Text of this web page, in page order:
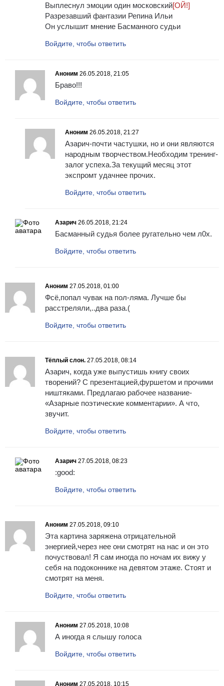
Выплеснул эмоции один московский[ОЙ!]
Разрезавший фантазии Репина Ильи
Он услышит мнение Басманного судьи
Войдите, чтобы ответить
Аноним 26.05.2018, 21:05
Браво!!!
Войдите, чтобы ответить
Аноним 26.05.2018, 21:27
Азарич-почти частушки, но и они являются
народным творчеством.Необходим тренинг-
залог успеха.За текущий месяц этот
экспромт удачнее прочих.
Войдите, чтобы ответить
Азарич 26.05.2018, 21:24
Басманный судья более ругательно чем л0х.
Войдите, чтобы ответить
Аноним 27.05.2018, 01:00
Фсё,попал чувак на пол-ляма. Лучше бы
расстреляли,..два раза.(
Войдите, чтобы ответить
Тёплый слон. 27.05.2018, 08:14
Азарич, когда уже выпустишь книгу своих
творений? С презентацией,фуршетом и прочими
ништяками. Предлагаю рабочее название-
«Азарные поэтические комментарии». А что,
звучит.
Войдите, чтобы ответить
Азарич 27.05.2018, 08:23
:good:
Войдите, чтобы ответить
Аноним 27.05.2018, 09:10
Эта картина заряжена отрицательной
энергией,через нее они смотрят на нас и он это
почуствовал! Я сам иногда по ночам их вижу у
себя на подоконнике на девятом этаже. Стоят и
смотрят на меня.
Войдите, чтобы ответить
Аноним 27.05.2018, 10:08
А иногда я слышу голоса
Войдите, чтобы ответить
Аноним 27.05.2018, 10:15